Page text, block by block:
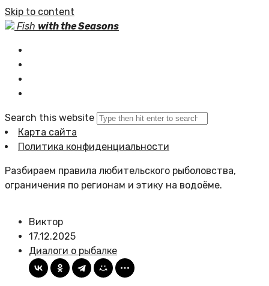
Skip to content
Fish with the Seasons
Search this website
Карта сайта
Политика конфиденциальности
Разбираем правила любительского рыболовства,
ограничения по регионам и этику на водоёме.
Виктор
17.12.2025
Диалоги о рыбалке